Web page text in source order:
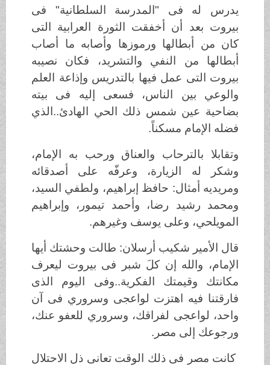
يدرس له فى "المدرسة السلطانية" فى
بيروت بعد أن أخفقت الثورة العرابية التى
كان من أبطالها ورموزها وأصابه ما أصاب
أبطالها من النفي والتشريد، فكان نصيبه
بيروت التى عمل فيها بالتدريس وإذاعة العلم
والوعي بين الناس، فسعى إليه فى بيته
بضاحية عين شمس ذلك الحي الهادئ..الذي
فضله الإمام مسكناً.
وتقابلا بالترحاب والعناق ورحب به الإمام،
وشكر له الزيارة، وعرفّه على أصدقائه
ومريديه أمثال: حافظ إبراهيم، ولطفي السيد،
ومحمد رشيد رضا، وأحمد تيمور، وإبراهيم
المويلحي، وعلى يوسف وغيرهم.
قال الأمير شكيب أرسلان: طالت وحشتك أيها
الإمام، والله إن كلَ شبر فى بيروت ليعرف
مكانتك وقيمتك الفكرية..وفى اليوم الذى
فارقتنا فيه اهتزت لواعجى وسروري فى آن
واحد، لواعجى لفراقك، وسروري للعفو عنك،
ورجوعك إلى مصر.
كانت مصر فى ذلك الوقت تعانى ذل الاحتلال